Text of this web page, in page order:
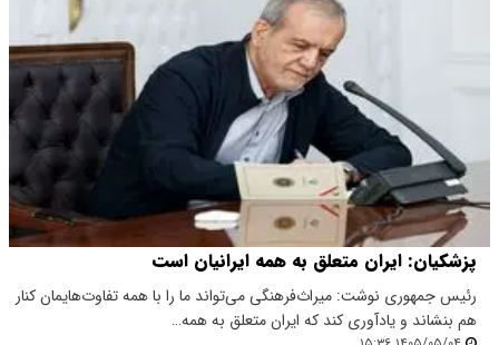
پزشکیان: ایران متعلق به همه ایرانیان است
رئیس جمهوری نوشت: میراث‌فرهنگی می‌تواند ما را با همه تفاوت‌هایمان کنار
هم بنشاند و یادآوری کند که ایران متعلق به همه…